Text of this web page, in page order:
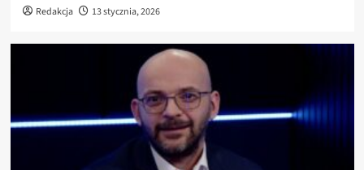
Redakcja 13 stycznia, 2026